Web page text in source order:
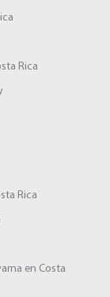
Rica
Rica
en Costa